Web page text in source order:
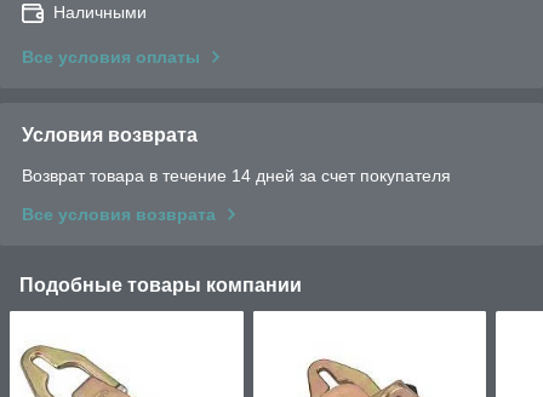
Наличными
Все условия оплаты
Условия возврата
Возврат товара в течение 14 дней за счет покупателя
Все условия возврата
Подобные товары компании